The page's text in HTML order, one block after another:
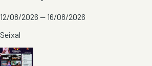
12/08/2026 — 16/08/2026
Seixal